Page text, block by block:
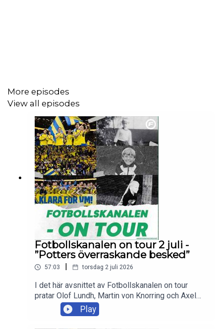
More episodes
View all episodes
Fotbollskanalen on tour 2 juli -
”Potters överraskande besked”
57:03 torsdag 2 juli 2026
I det här avsnittet av Fotbollskanalen on tour
pratar Olof Lundh, Martin von Knorring och Axel
Pileby om Graham Potters presskonferens och
om det som komma skall för Sveriges
herrlandslag. Trion svarar även på flera
Play